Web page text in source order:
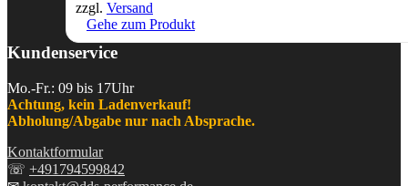
zzgl. Versand
Gehe zum Produkt
Kundenservice
Mo.-Fr.: 09 bis 17Uhr
Achtung, kein Ladenverkauf!
Abholung/Abgabe nur nach Absprache.
Kontaktformular
☏ +491794599842